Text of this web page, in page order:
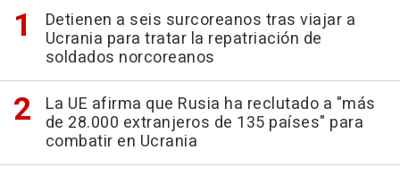
Detienen a seis surcoreanos tras viajar a
Ucrania para tratar la repatriación de
soldados norcoreanos
La UE afirma que Rusia ha reclutado a "más
de 28.000 extranjeros de 135 países" para
combatir en Ucrania